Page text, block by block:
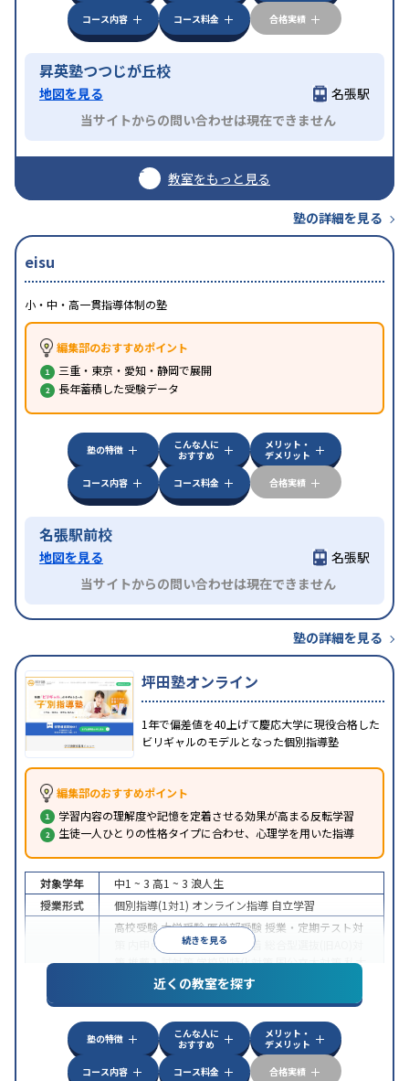
コース内容
コース料金 合格実績
昇英塾つつじが丘校
地図を見る
名張駅
当サイトからの問い合わせは現在できません
教室をもっと見る
塾の詳細を見る
eisu
小・中・高一貫指導体制の塾
編集部のおすすめポイント
三重・東京・愛知・静岡で展開
長年蓄積した受験データ
塾の特徴
こんな人に
おすすめ
メリット・
デメリット
コース内容
コース料金 合格実績
名張駅前校
地図を見る
名張駅
当サイトからの問い合わせは現在できません
塾の詳細を見る
坪田塾オンライン
1年で偏差値を40上げて慶応大学に現役合格した
ビリギャルのモデルとなった個別指導塾
編集部のおすすめポイント
学習内容の理解度や記憶を定着させる効果が高まる反転学習
生徒一人ひとりの性格タイプに合わせ、心理学を用いた指導
続きを見る
対象学年 中1 ~ 3 高1 ~ 3 浪人生
授業形式
個別指導(1対1) オンライン指導 自立学習
高校受験大学受験医学部受験 授業・定期テスト対
内申点対策学習習慣の定着
策推薦入試対策学校別特化対策国公立大対策私大
共通テスト対策英検(英語検定)対策
その
特徴
中高一貫校生に対応授業の振替可能 不登校生に対
学習にPC・タブレットを利用オンライン対応
科目から受講可能季節講習のみの受講可発達障害
近くの教室を探す
塾の特徴
こんな人に
おすすめ
メリット・
デメリット
コース内容
コース料金 合格実績